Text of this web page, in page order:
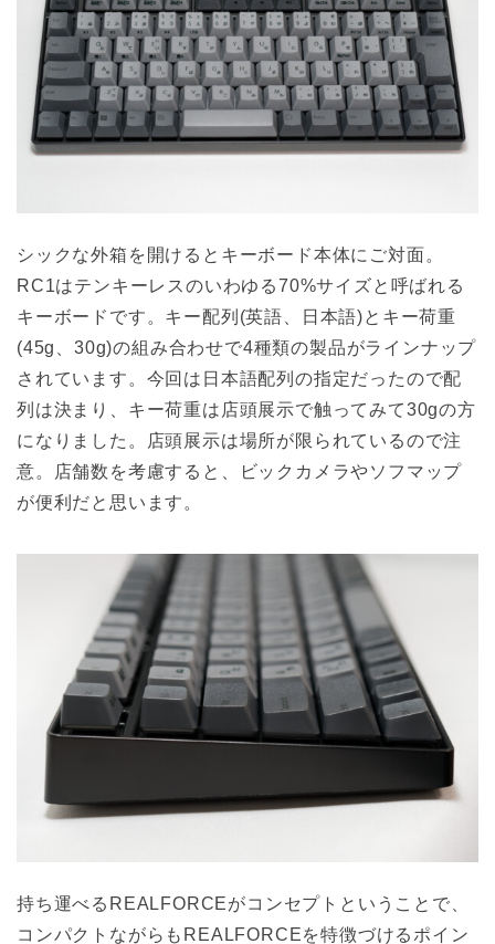
シックな外箱を開けるとキーボード本体にご対面。
RC1はテンキーレスのいわゆる70%サイズと呼ばれる
キーボードです。キー配列(英語、日本語)とキー荷重
(45g、30g)の組み合わせで4種類の製品がラインナップ
されています。今回は日本語配列の指定だったので配
列は決まり、キー荷重は店頭展示で触ってみて30gの方
になりました。店頭展示は場所が限られているので注
意。店舗数を考慮すると、ビックカメラやソフマップ
が便利だと思います。
持ち運べるREALFORCEがコンセプトということで、
コンパクトながらもREALFORCEを特徴づけるポイン